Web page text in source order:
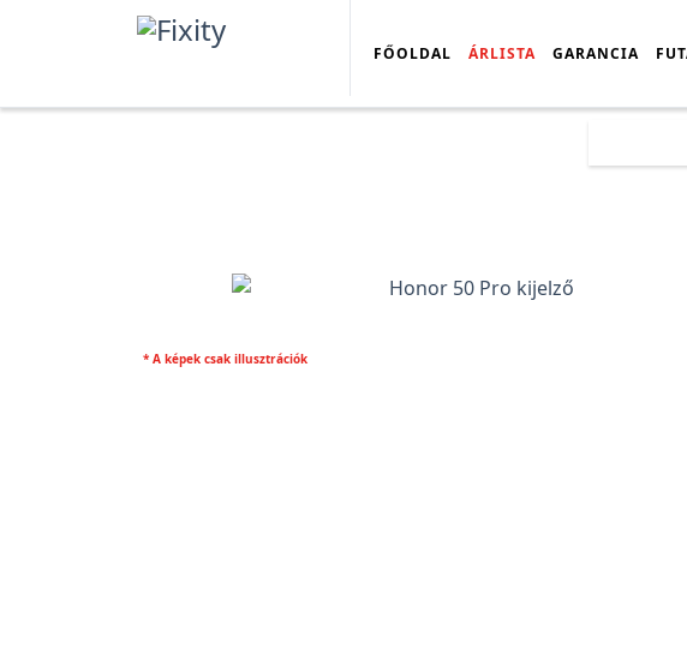
FŐOLDAL ÁRLISTA GARANCIA
* A képek csak illusztrációk